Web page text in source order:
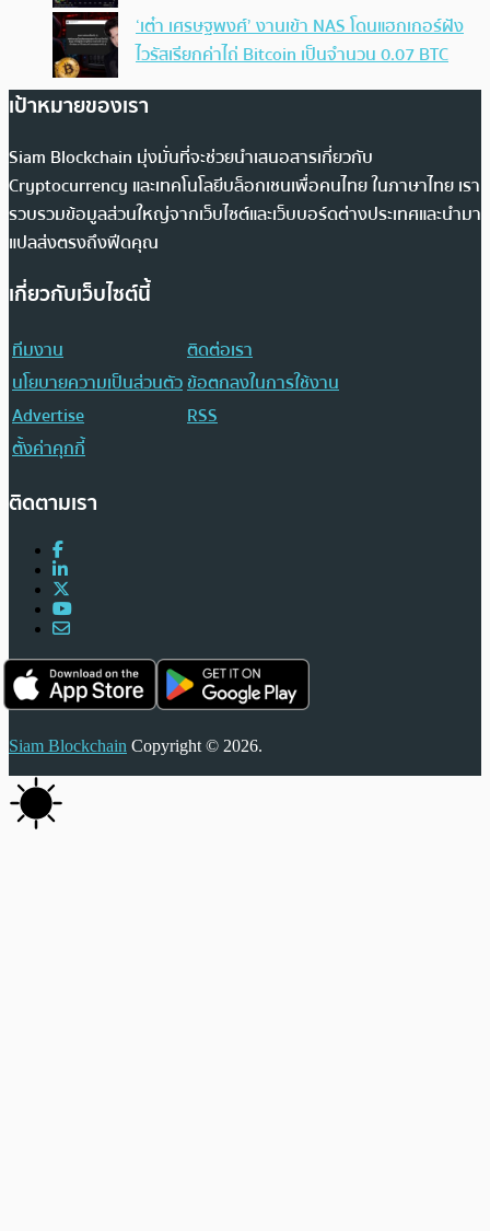
‘เต๋า เศรษฐพงศ์’ งานเข้า NAS โดนแฮกเกอร์ฝัง
ไวรัสเรียกค่าไถ่ Bitcoin เป็นจำนวน 0.07 BTC
เป้าหมายของเรา
Siam Blockchain มุ่งมั่นที่จะช่วยนำเสนอสารเกี่ยวกับ
Cryptocurrency และเทคโนโลยีบล็อกเชนเพื่อคนไทย ในภาษาไทย เรา
รวบรวมข้อมูลส่วนใหญ่จากเว็บไซต์และเว็บบอร์ดต่างประเทศและนำมา
แปลส่งตรงถึงฟีดคุณ
เกี่ยวกับเว็บไซต์นี้
ทีมงาน
ติดต่อเรา
นโยบายความเป็นส่วนตัวข้อตกลงในการใช้งาน
Advertise
RSS
ตั้งค่าคุกกี้
ติดตามเรา
Siam Blockchain Copyright © 2026.